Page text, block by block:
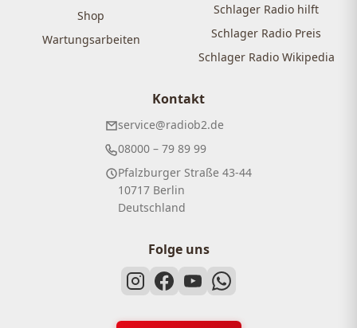
Shop
Wartungsarbeiten
Schlager Radio hilft
Schlager Radio Preis
Schlager Radio Wikipedia
Kontakt
service@radiob2.de
08000 – 79 89 99
Pfalzburger Straße 43-44
10717 Berlin
Deutschland
Folge uns